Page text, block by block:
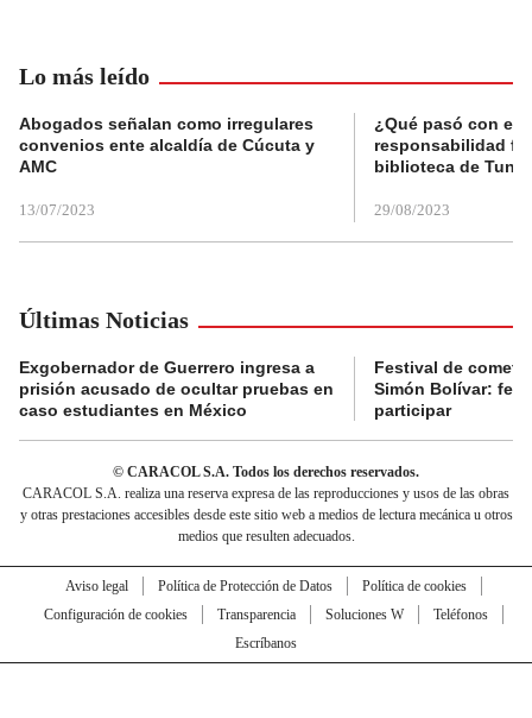
Lo más leído
Abogados señalan como irregulares
convenios ente alcaldía de Cúcuta y
AMC
13/07/2023
¿Qué pasó con el
responsabilidad
biblioteca de
29/08/2023
Últimas Noticias
Exgobernador de Guerrero ingresa a
prisión acusado de ocultar pruebas en
caso estudiantes en México
Festival de
Simón Bolívar:
participar
© CARACOL S.A. Todos los derechos reservados.
CARACOL S.A. realiza una reserva expresa de las reproducciones y usos de las obras
y otras prestaciones accesibles desde este sitio web a medios de lectura mecánica u otros
medios que resulten adecuados.
Aviso legal Política de Protección de Datos
Política de cookies
Configuración de cookies
Transparencia Soluciones W
Teléfonos
Escríbanos